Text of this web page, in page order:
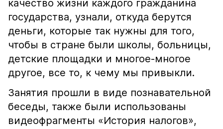
качество жизни каждого гражданина
государства, узнали, откуда берутся
деньги, которые так нужны для того,
чтобы в стране были школы, больницы,
детские площадки и многое-многое
другое, все то, к чему мы привыкли.
Занятия прошли в виде познавательной
беседы, также были использованы
видеофрагменты «История налогов»,